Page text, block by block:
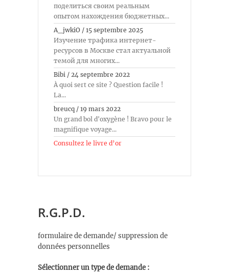
поделиться своим реальным
опытом нахождения бюджетных...
A_jwkiO / 15 septembre 2025
Изучение трафика интернет-
ресурсов в Москве стал актуальной
темой для многих...
Bibi / 24 septembre 2022
À quoi sert ce site ? Question facile !
La...
breucq / 19 mars 2022
Un grand bol d'oxygène ! Bravo pour le
magnifique voyage...
Consultez le livre d’or
R.G.P.D.
formulaire de demande/ suppression de
données personnelles
Sélectionner un type de demande :